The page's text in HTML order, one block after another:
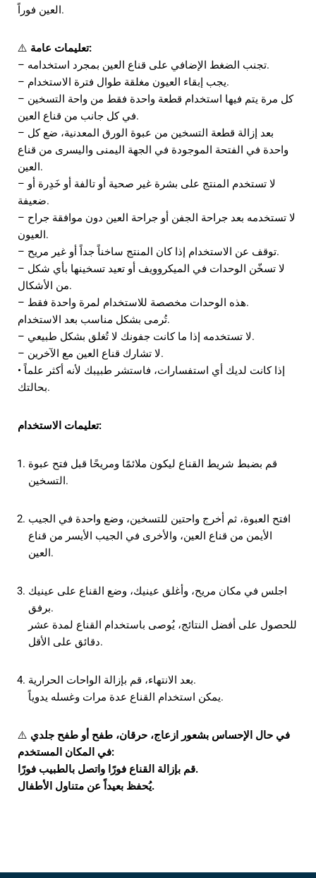
العين فوراً.
⚠️
تعليمات عامة:
– تجنب الضغط الإضافي على قناع العين بمجرد استخدامه.
– يجب إبقاء العيون مغلقة طوال فترة الاستخدام.
– كل مرة يتم فيها استخدام قطعة واحدة فقط من واحة التسخين
في كل جانب من قناع العين.
– بعد إزالة قطعة التسخين من عبوة الورق المعدنية، ضع كل
واحدة في الفتحة الموجودة في الجهة اليمنى واليسرى من قناع
العين.
– لا تستخدم المنتج على بشرة غير صحية أو تالفة أو خَدِرة أو
ضعيفة.
– لا تستخدمه بعد جراحة الجفن أو جراحة العين دون موافقة جراح
العيون.
– توقف عن الاستخدام إذا كان المنتج ساخناً جداً أو غير مريح.
– لا تسخّن الوحدات في الميكروويف أو تعيد تسخينها بأي شكل
من الأشكال.
– هذه الوحدات مخصصة للاستخدام لمرة واحدة فقط.
تُرمى بشكل مناسب بعد الاستخدام.
– لا تستخدمه إذا ما كانت جفونك لا تُغلق بشكل طبيعي.
– لا تشارك قناع العين مع الآخرين.
• إذا كانت لديك أي استفسارات، فاستشر طبيبك لأنه أكثر علماً
بحالتك.
تعليمات الاستخدام:
قم بضبط شريط القناع ليكون ملائمًا ومريحًا قبل فتح عبوة
التسخين.
افتح العبوة، ثم أخرج واحتين للتسخين، وضع واحدة في الجيب
الأيمن من قناع العين، والأخرى في الجيب الأيسر من قناع
العين.
اجلس في مكان مريح، وأغلق عينيك، وضع القناع على عينيك
برفق.
للحصول على أفضل النتائج، يُوصى باستخدام القناع لمدة عشر
دقائق على الأقل.
بعد الانتهاء، قم بإزالة الواحات الحرارية.
يمكن استخدام القناع عدة مرات وغسله يدوياً.
⚠️ في حال الإحساس بشعور ازعاج، حرقان، طفح أو طفح جلدي
في المكان المستخدم:
قم بإزالة القناع فورًا واتصل بالطبيب فورًا.
يُحفظ بعيداً عن متناول الأطفال.